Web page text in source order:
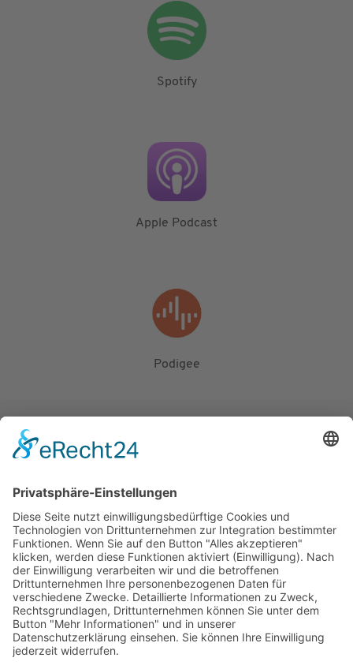
Spotify
Apple Podcast
Podigee